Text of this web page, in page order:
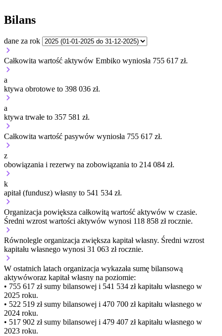
Bilans
dane za rok
Całkowita wartość aktywów Embiko wyniosła 755 617 zł.
a
ktywa obrotowe to 398 036 zł.
a
ktywa trwałe to 357 581 zł.
Całkowita wartość pasywów wyniosła 755 617 zł.
z
obowiązania i rezerwy na zobowiązania to 214 084 zł.
k
apitał (fundusz) własny to 541 534 zł.
Organizacja powiększa całkowitą wartość aktywów w czasie.
Średni wzrost wartości aktywów wynosi 118 858 zł rocznie.
Równolegle organizacja zwiększa kapitał własny. Średni wzrost
kapitału własnego wynosi 31 063 zł rocznie.
W ostatnich latach organizacja wykazała sumę bilansową
aktywóworaz kapitał własny na poziomie:
• 755 617 złsumy bilansowej i 541 534 zł kapitału własnego w
2025 roku.
• 522 519 złsumy bilansowej i 470 700 zł kapitału własnego w
2024 roku.
• 517 902 złsumy bilansowej i 479 407 zł kapitału własnego w
2023 roku.